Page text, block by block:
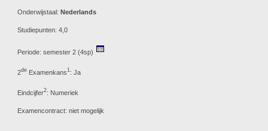
Onderwijstaal: Nederlands
Studiepunten: 4,0
Periode: semester 2 (4sp)
2de Examenkans1: Ja
Eindcijfer2: Numeriek
Examencontract: niet mogelijk